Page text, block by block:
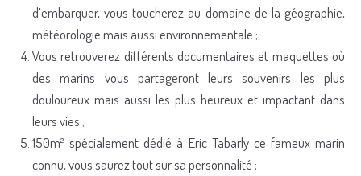
d’embarquer, vous toucherez au domaine de la géographie,
météorologie mais aussi environnementale ;
Vous retrouverez différents documentaires et maquettes où
des marins vous partageront leurs souvenirs les plus
douloureux mais aussi les plus heureux et impactant dans
leurs vies ;
150m² spécialement dédié à Eric Tabarly ce fameux marin
connu, vous saurez tout sur sa personnalité ;